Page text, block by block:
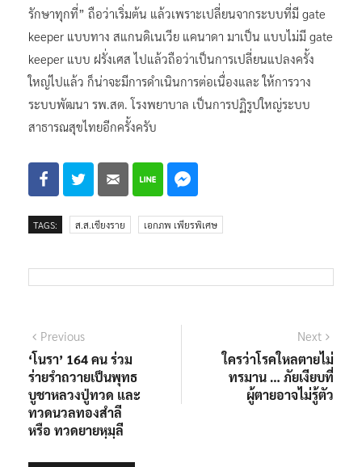
รักษาทุกที่” ถือว่าเริ่มต้น แล้วเพราะเปลี่ยนจากระบบที่มี gate
keeper แบบทาง สแกนดิเนเวีย แคนาดา มาเป็น แบบไม่มี gate
keeper แบบ ฝรั่งเศส ไปแล้วถือว่าเป็นการเปลี่ยนแปลงครั้ง
ใหญ่ไปแล้ว ก็น่าจะมีการดำเนินการต่อเนื่องและ ให้การวาง
ระบบพัฒนา รพ.สต. โรงพยาบาล เป็นการปฏิรูปใหญ่ระบบ
สาธารณสุขไทยอีกครั้งครับ
TAGS: ส.ส.เชียงราย เอกภพ เพียรพิเศษ
แนะแนว
เรื่อง
PreviousPrevious
post:
‘โนรา’ 164 คน ร่วม
ร่ายรำถวายเป็นพุทธ
บูชาหลวงปู่ทวด และ
ทวดนวลทองสำลี
หรือ ทวดยายหฺมฺลี
Next
ใครว่าโรคใหลตายไม่
ทรมาน … ภัยเงียบที่
ผู้ตายอาจไม่รู้ตัว